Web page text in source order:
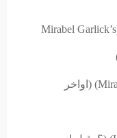
استاد قبلی «میرابل گارلیک» (Mirabel Garlick’s
«میرابل گارلیک» (Mirabel Garlick) (اواخر